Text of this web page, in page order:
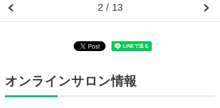
2 / 13
オンラインサロン情報